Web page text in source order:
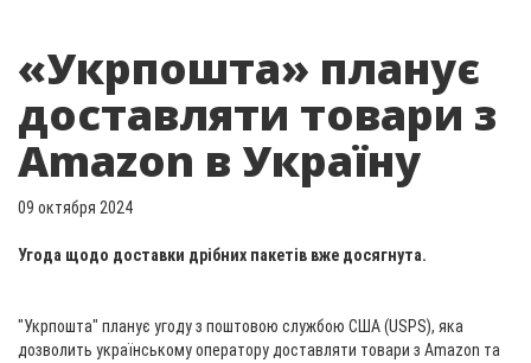
«Укрпошта» планує
доставляти товари з
Amazon в Україну
09 октября 2024
Угода щодо доставки дрібних пакетів вже досягнута.
"Укрпошта" планує угоду з поштовою службою США (USPS), яка
дозволить українському оператору доставляти товари з Amazon та